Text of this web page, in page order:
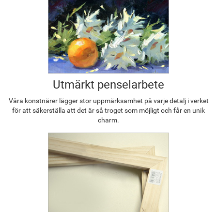
Utmärkt penselarbete
Våra konstnärer lägger stor uppmärksamhet på varje detalj i verket
för att säkerställa att det är så troget som möjligt och får en unik
charm.